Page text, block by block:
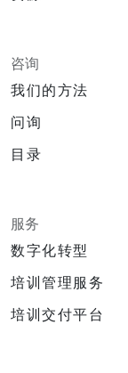
咨询
我们的方法
问询
目录
服务
数字化转型
培训管理服务
培训交付平台